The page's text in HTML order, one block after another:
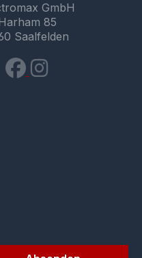
GmbH
85
Saalfelden